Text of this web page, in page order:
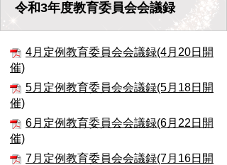
令和3年度教育委員会会議録
4月定例教育委員会会議録(4月20日開
催)
5月定例教育委員会会議録(5月18日開
催)
6月定例教育委員会会議録(6月22日開
催)
7月定例教育委員会会議録(7月16日開